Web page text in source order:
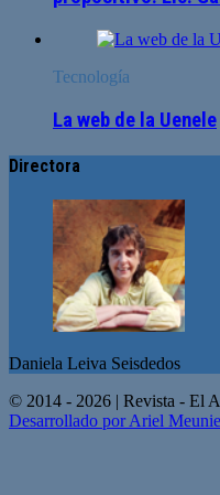
Tecnología
La web de la Uenele
Directora
Daniela Leiva Seisdedos
© 2014 - 2026 | Revista - El
Desarrollado por Ariel